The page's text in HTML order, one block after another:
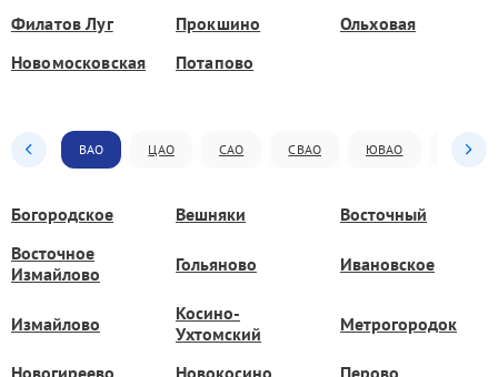
Филатов Луг Прокшино
Ольховая
Новомосковская
Потапово
ВАО ЦАО САО СВАО ЮВАО ЮАО
Богородское Вешняки
Восточный
Восточное
Измайлово
Гольяново Ивановское
Измайлово
Косино-
Ухтомский
Метрогородок
Новогиреево Новокосино Перово